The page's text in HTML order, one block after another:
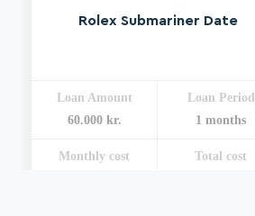
Rolex Submariner Date
Loan Amount
60.000 kr.
Loan Period
1 months
Monthly cost
Total cost